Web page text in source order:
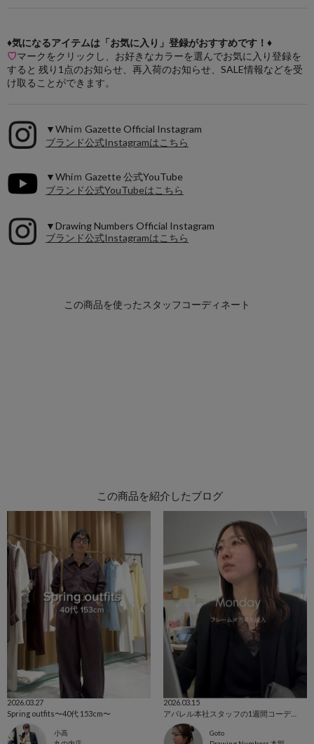
♦気になるアイテムは「お気に入り」登録がおすすめです！♦
♡マークをクリックし、お好きなカラーを選んでお気に入り登録を
すると 残り1点のお知らせ、再入荷のお知らせ、SALE情報などを受
け取ることができます。
▼Whiｍ Gazette Official Instagram
ブランド公式Instagramはこちら
▼Whiｍ Gazette 公式YouTube
ブランド公式YouTubeはこちら
▼Drawing Numbers Official Instagram
ブランド公式Instagramはこちら
この商品を紹介したブログ
2026.03.27
Spring outfits〜40代 153cm〜
小高
2026.03.15
アパレル本社スタッフの1週間コーデ👩🏼‍💻
Goto